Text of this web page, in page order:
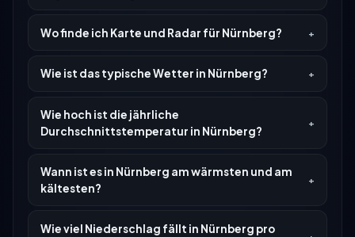
Wo finde ich Karte und Radar für Nürnberg?
Wie ist das typische Wetter in Nürnberg?
Wie hoch ist die jährliche
Durchschnittstemperatur in Nürnberg?
Wann ist es in Nürnberg am wärmsten und am
kältesten?
Wie viel Niederschlag fällt in Nürnberg pro